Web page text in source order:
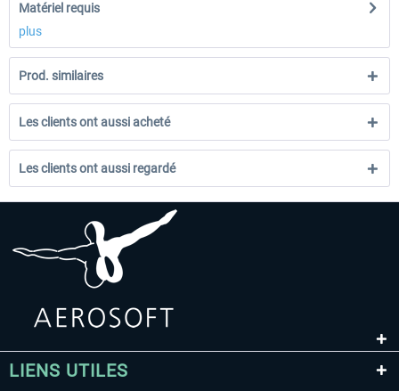
Matériel requis
plus
Prod. similaires
Les clients ont aussi acheté
Les clients ont aussi regardé
LIENS UTILES